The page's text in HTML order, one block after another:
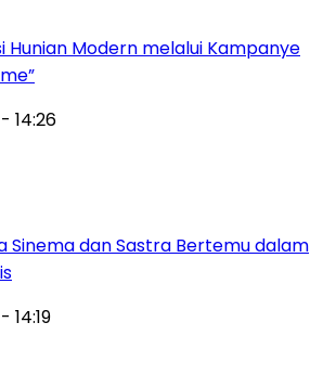
Hunian Modern melalui Kampanye
14:26
Sinema dan Sastra Bertemu dalam
14:19